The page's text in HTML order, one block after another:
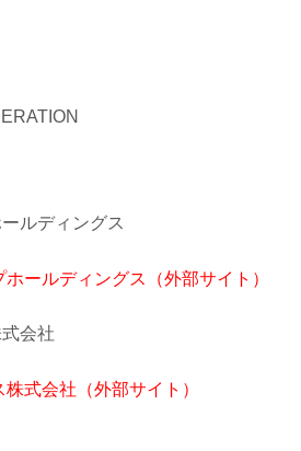
ルディングス
ールディングス（外部サイト）
会社
式会社（外部サイト）